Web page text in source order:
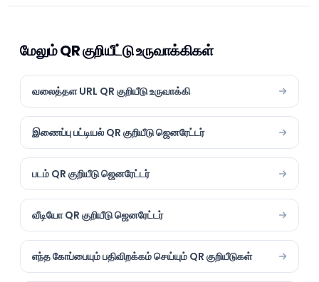
மேலும் QR குறியீட்டு உருவாக்கிகள்
வலைத்தள URL QR குறியீடு உருவாக்கி
இணைப்பு பட்டியல் QR குறியீடு ஜெனரேட்டர்
படம் QR குறியீடு ஜெனரேட்டர்
வீடியோ QR குறியீடு ஜெனரேட்டர்
எந்த கோப்பையும் பதிவிறக்கம் செய்யும் QR குறியீடுகள்